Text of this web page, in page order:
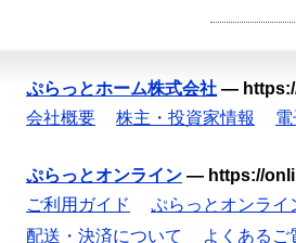
ぷらっとホーム株式会社 —
会社概要
株主・投資家情報
ぷらっとオンライン — https://
ご利用ガイド
ぷらっとオンライ
配送・決済について
よくあるご